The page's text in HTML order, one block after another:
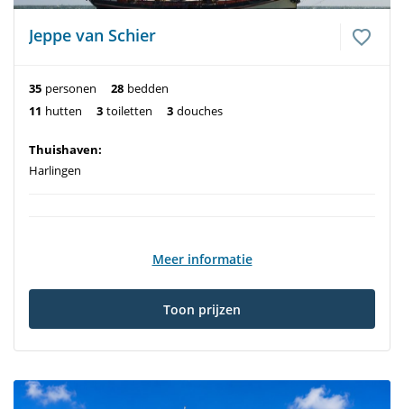
Jeppe van Schier
35 personen 28 bedden
11 hutten 3 toiletten 3 douches
Thuishaven:
Harlingen
Meer informatie
Toon prijzen